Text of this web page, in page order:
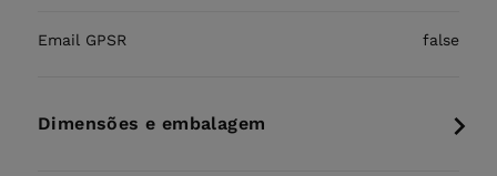
Email GPSR false
Dimensões e embalagem